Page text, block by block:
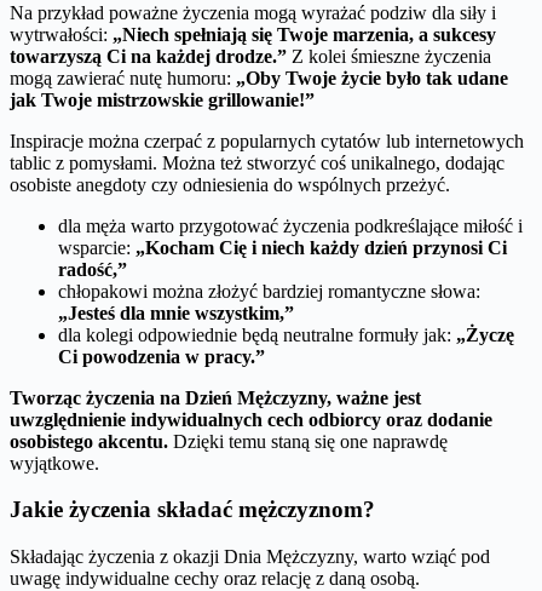
Na przykład poważne życzenia mogą wyrażać podziw dla siły i
wytrwałości: „Niech spełniają się Twoje marzenia, a sukcesy
towarzyszą Ci na każdej drodze.” Z kolei śmieszne życzenia
mogą zawierać nutę humoru: „Oby Twoje życie było tak udane
jak Twoje mistrzowskie grillowanie!”
Inspiracje można czerpać z popularnych cytatów lub internetowych
tablic z pomysłami. Można też stworzyć coś unikalnego, dodając
osobiste anegdoty czy odniesienia do wspólnych przeżyć.
dla męża warto przygotować życzenia podkreślające miłość i
wsparcie: „Kocham Cię i niech każdy dzień przynosi Ci
radość,”
chłopakowi można złożyć bardziej romantyczne słowa:
„Jesteś dla mnie wszystkim,”
dla kolegi odpowiednie będą neutralne formuły jak: „Życzę
Ci powodzenia w pracy.”
Tworząc życzenia na Dzień Mężczyzny, ważne jest
uwzględnienie indywidualnych cech odbiorcy oraz dodanie
osobistego akcentu. Dzięki temu staną się one naprawdę
wyjątkowe.
Jakie życzenia składać mężczyznom?
Składając życzenia z okazji Dnia Mężczyzny, warto wziąć pod
uwagę indywidualne cechy oraz relację z daną osobą.